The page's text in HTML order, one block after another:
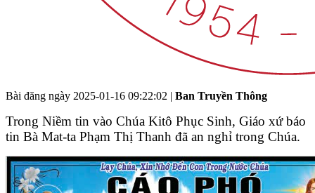
Bài đăng ngày 2025-01-16 09:22:02 | Ban Truyền Thông
Trong Niềm tin vào Chúa Kitô Phục Sinh, Giáo xứ báo
tin Bà Mat-ta Phạm Thị Thanh đã an nghỉ trong Chúa.